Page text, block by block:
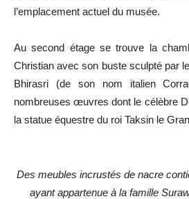
l’emplacement actuel du musée.
Au second étage se trouve la
Christian avec son buste sculpté par
Bhirasri (de son nom italien
nombreuses œuvres dont le célèbre
la statue équestre du roi Taksin le
Des meubles incrustés de nacre
ayant appartenue à la famille